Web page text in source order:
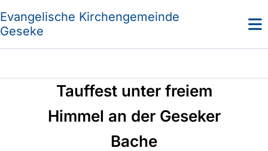
Evangelische Kirchengemeinde
Geseke
Tauffest unter freiem
Himmel an der Geseker
Bache